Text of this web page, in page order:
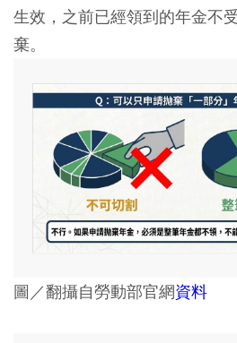
生效，之前已經領到的年金不
棄。
圖／翻攝自勞動部官網資料